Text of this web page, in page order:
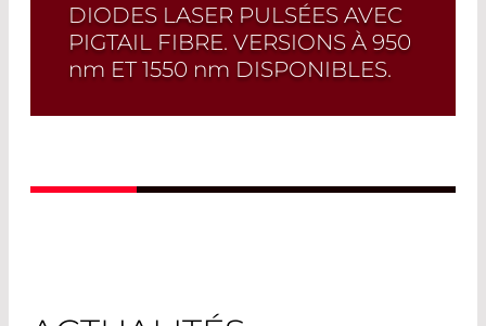
DIODES LASER PULSÉES AVEC
PIGTAIL FIBRE. VERSIONS À 950
nm ET 1550 nm DISPONIBLES.
Sélection rapide!Trouvez la diode laser
laser